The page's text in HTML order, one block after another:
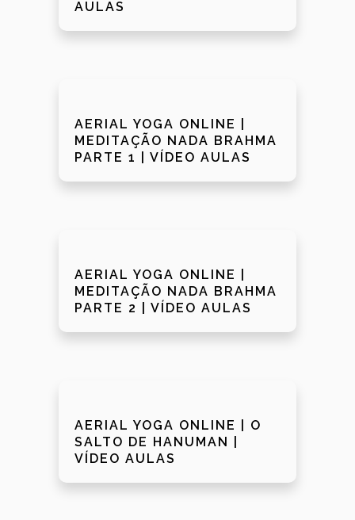
AULAS
AERIAL YOGA ONLINE |
MEDITAÇÃO NADA BRAHMA
PARTE 1 | VÍDEO AULAS
AERIAL YOGA ONLINE |
MEDITAÇÃO NADA BRAHMA
PARTE 2 | VÍDEO AULAS
AERIAL YOGA ONLINE | O
SALTO DE HANUMAN |
VÍDEO AULAS